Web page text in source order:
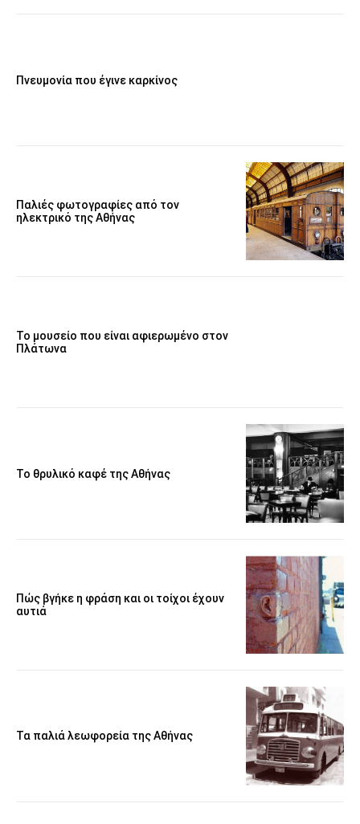
Πνευμονία που έγινε καρκίνος
Παλιές φωτογραφίες από τον
ηλεκτρικό της Αθήνας
Το μουσείο που είναι αφιερωμένο στον
Πλάτωνα
Το θρυλικό καφέ της Αθήνας
Πώς βγήκε η φράση και οι τοίχοι έχουν
αυτιά
Τα παλιά λεωφορεία της Αθήνας